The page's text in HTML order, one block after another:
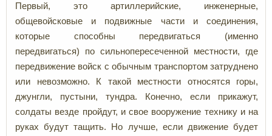
Первый, это артиллерийские, инженерные,
общевойсковые и подвижные части и соединения,
которые способны передвигаться (именно
передвигаться) по сильнопересеченной местности, где
передвижение войск с обычным транспортом затруднено
или невозможно. К такой местности относятся горы,
джунгли, пустыни, тундра. Конечно, если прикажут,
солдаты везде пройдут, и свое вооружение технику и на
руках будут тащить. Но лучше, если движение будет